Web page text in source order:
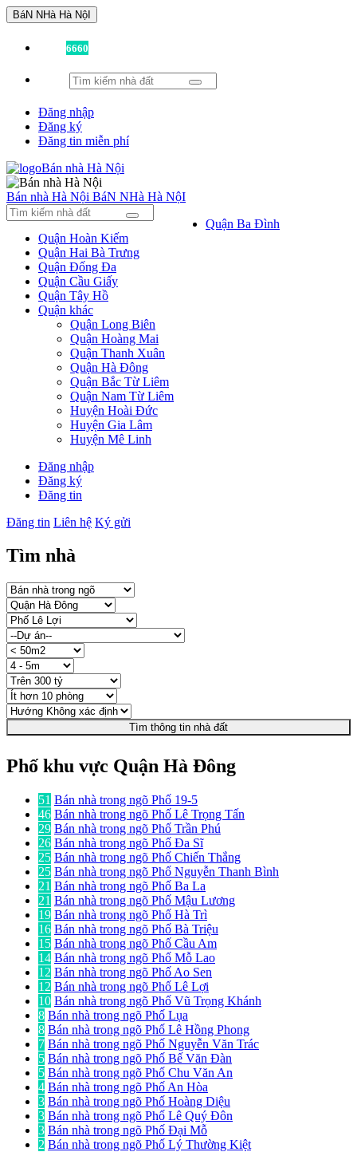
BáN NHà Hà NộI
6660
Đăng nhập
Đăng ký
Đăng tin miễn phí
Bán nhà Hà Nội BáN NHà Hà NộI
Quận Ba Đình
Quận Hoàn Kiếm
Quận Hai Bà Trưng
Quận Đống Đa
Quận Cầu Giấy
Quận Tây Hồ
Quận khác
Quận Long Biên
Quận Hoàng Mai
Quận Thanh Xuân
Quận Hà Đông
Quận Bắc Từ Liêm
Quận Nam Từ Liêm
Huyện Hoài Đức
Huyện Gia Lâm
Huyện Mê Linh
Đăng nhập
Đăng ký
Đăng tin
Đăng tin Liên hệ Ký gửi
Tìm nhà
Tìm thông tin nhà đất
Phố khu vực Quận Hà Đông
51 Bán nhà trong ngõ Phố 19-5
46 Bán nhà trong ngõ Phố Lê Trọng Tấn
29 Bán nhà trong ngõ Phố Trần Phú
26 Bán nhà trong ngõ Phố Đa Sĩ
25 Bán nhà trong ngõ Phố Chiến Thắng
25 Bán nhà trong ngõ Phố Nguyễn Thanh Bình
21 Bán nhà trong ngõ Phố Ba La
21 Bán nhà trong ngõ Phố Mậu Lương
19 Bán nhà trong ngõ Phố Hà Trì
16 Bán nhà trong ngõ Phố Bà Triệu
15 Bán nhà trong ngõ Phố Cầu Am
14 Bán nhà trong ngõ Phố Mỗ Lao
12 Bán nhà trong ngõ Phố Ao Sen
12 Bán nhà trong ngõ Phố Lê Lợi
10 Bán nhà trong ngõ Phố Vũ Trọng Khánh
8 Bán nhà trong ngõ Phố Lụa
8 Bán nhà trong ngõ Phố Lê Hồng Phong
7 Bán nhà trong ngõ Phố Nguyễn Văn Trác
5 Bán nhà trong ngõ Phố Bế Văn Đàn
5 Bán nhà trong ngõ Phố Chu Văn An
4 Bán nhà trong ngõ Phố An Hòa
3 Bán nhà trong ngõ Phố Hoàng Diệu
3 Bán nhà trong ngõ Phố Lê Quý Đôn
3 Bán nhà trong ngõ Phố Đại Mỗ
2 Bán nhà trong ngõ Phố Lý Thường Kiệt